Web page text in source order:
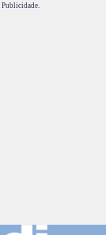
Publicidade.